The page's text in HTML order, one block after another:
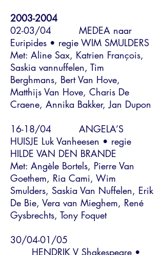
2003-2004
02-03/04 MEDEA naar
Euripides • regie WIM SMULDERS
Met: Aline Sax, Katrien François,
Saskia vannuffelen, Tim
Berghmans, Bert Van Hove,
Matthijs Van Hove, Charis De
Craene, Annika Bakker, Jan Dupon
16-18/04 ANGELA’S
HUISJE Luk Vanheesen • regie
HILDE VAN DEN BRANDE
Met: Angèle Bortels, Pierre Van
Goethem, Ria Cami, Wim
Smulders, Saskia Van Nuffelen, Erik
De Bie, Vera van Mieghem, René
Gysbrechts, Tony Foquet
30/04-01/05
HENDRIK V Shakespeare •